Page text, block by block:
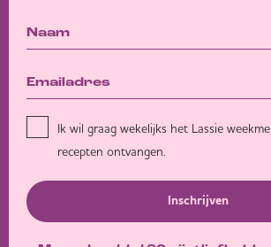
Ik wil graag wekelijks het Lassie
recepten ontvangen.
Inschrijven